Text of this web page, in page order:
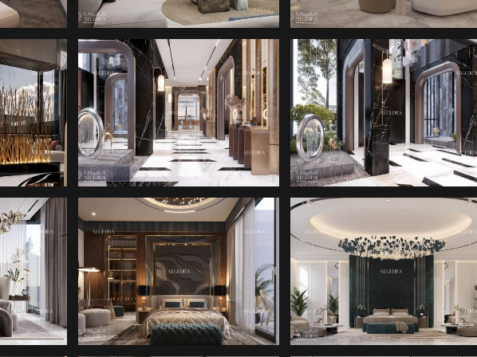
Gökyüzü villaları, sadece geniş değil aynı zamanda iyi
mekânlar sağlamak için mekânsal planlamaya vurgu
dört cepheden açıktır, bu da maksimum doğal ışık ve
böylece ferah ve rahat bir atmosfer oluşur. Tasarımın
birleştirmektir; böylece sakinler hem muhteşem
konforunun tadını çıkarabilir.
Gökyüzü villa tasarımlarımızyüksek tavanlar, açık plan
geçiş içerir; bu da evin her köşesinde genişlik hissi yaratır.
yemek alanlarından, geniş yatak odalarına ve özel ev
modern yaşamı yansıtacak şekilde titizlikle tasarlanır. Özel
tüm katlarına kolay erişim sağlar; bu da konfor ve rahatlık
sunar.
Yükseltilmiş Bir Yaşam Tarzı İçin Özel Olanaklar
ÇAĞDAŞ TASARIM
ÖZEL VILLA YAŞAM
TARZI
LÜKS GÖKYÜZÜ
VILLA İÇ
MEKANLARI
ÖZEL VILLA İÇ